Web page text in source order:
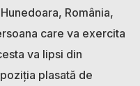
România,
care va exercita
va lipsi din
plasată de